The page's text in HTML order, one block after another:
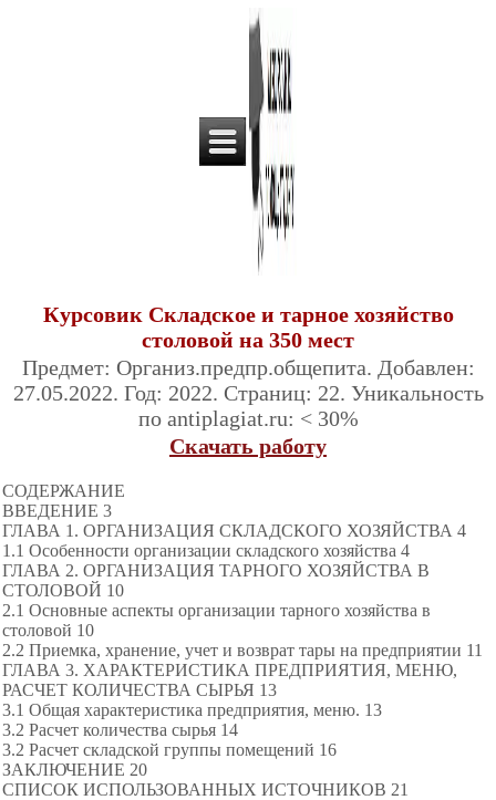
Курсовик Складское и тарное хозяйство
столовой на 350 мест
Предмет: Организ.предпр.общепита. Добавлен:
27.05.2022. Год: 2022. Страниц: 22. Уникальность
по antiplagiat.ru: < 30%
Скачать работу
СОДЕРЖАНИЕ
ВВЕДЕНИЕ 3
ГЛАВА 1. ОРГАНИЗАЦИЯ СКЛАДСКОГО ХОЗЯЙСТВА 4
1.1 Особенности организации складского хозяйства 4
ГЛАВА 2. ОРГАНИЗАЦИЯ ТАРНОГО ХОЗЯЙСТВА В
СТОЛОВОЙ 10
2.1 Основные аспекты организации тарного хозяйства в
столовой 10
2.2 Приемка, хранение, учет и возврат тары на предприятии 11
ГЛАВА 3. ХАРАКТЕРИСТИКА ПРЕДПРИЯТИЯ, МЕНЮ,
РАСЧЕТ КОЛИЧЕСТВА СЫРЬЯ 13
3.1 Общая характеристика предприятия, меню. 13
3.2 Расчет количества сырья 14
3.2 Расчет складской группы помещений 16
ЗАКЛЮЧЕНИЕ 20
СПИСОК ИСПОЛЬЗОВАННЫХ ИСТОЧНИКОВ 21